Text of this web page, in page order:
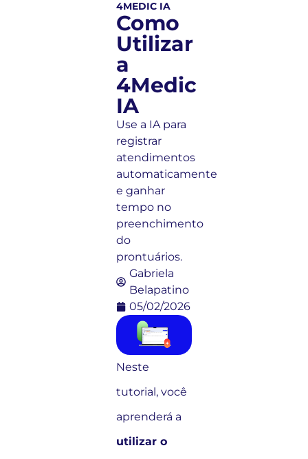
4MEDIC IA
Como
Utilizar
a
4Medic
IA
Use a IA para
registrar
atendimentos
automaticamente
e ganhar
tempo no
preenchimento
do
prontuários.
Gabriela
Belapatino
05/02/2026
Neste
tutorial, você
aprenderá a
utilizar o